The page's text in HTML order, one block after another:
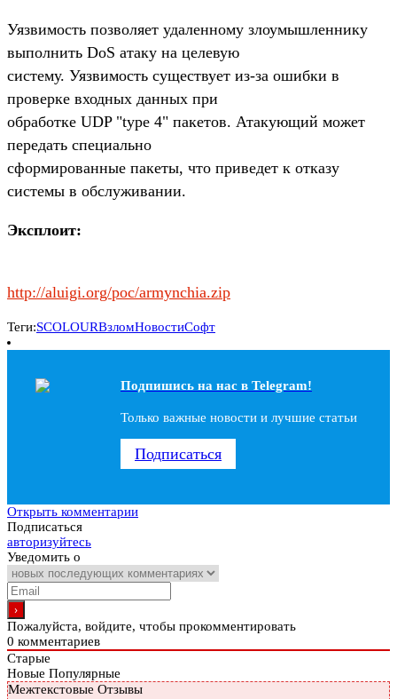
Уязвимость позволяет удаленному злоумышленнику
выполнить DoS атаку на целевую
систему. Уязвимость существует из-за ошибки в
проверке входных данных при
обработке UDP "type 4" пакетов. Атакующий может
передать специально
сформированные пакеты, что приведет к отказу
системы в обслуживании.
Эксплоит:
http://aluigi.org/poc/armynchia.zip
Теги:SCOLOURВзломНовостиСофт
Подпишись на наc в Telegram!
Только важные новости и лучшие статьи
Подписаться
Открыть комментарии
Подписаться
авторизуйтесь
Уведомить о
Пожалуйста, войдите, чтобы прокомментировать
0 комментариев
Старые
Новые Популярные
Межтекстовые Отзывы